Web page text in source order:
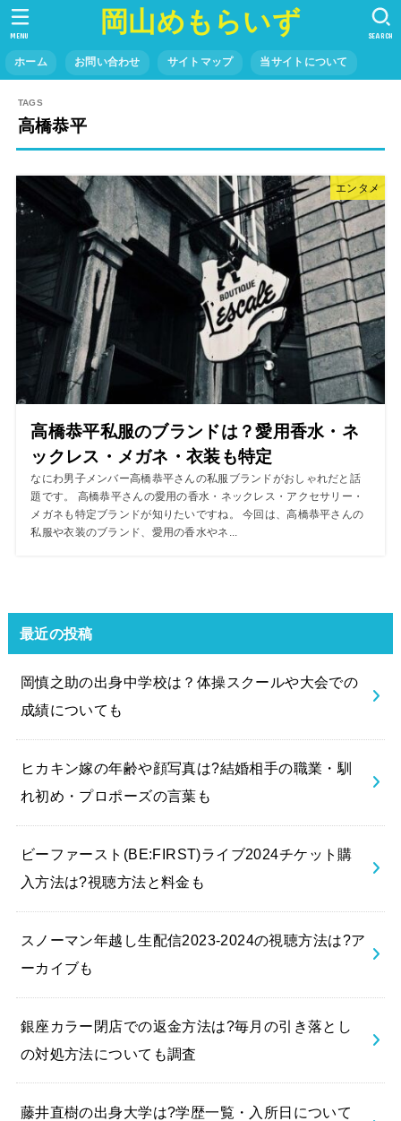
岡山めもらいず
ホーム お問い合わせ サイトマップ 当サイトについて
SEARCH
MENU
高橋恭平
エンタメ
高橋恭平私服のブランドは？愛用香水・ネ
ックレス・メガネ・衣装も特定
なにわ男子メンバー高橋恭平さんの私服ブランドがおしゃれだと話
題です。 高橋恭平さんの愛用の香水・ネックレス・アクセサリー・
メガネも特定ブランドが知りたいですね。 今回は、高橋恭平さんの
私服や衣装のブランド、愛用の香水やネ...
最近の投稿
岡慎之助の出身中学校は？体操スクールや大会での
成績についても
ヒカキン嫁の年齢や顔写真は?結婚相手の職業・馴
れ初め・プロポーズの言葉も
ビーファースト(BE:FIRST)ライブ2024チケット購
入方法は?視聴方法と料金も
スノーマン年越し生配信2023-2024の視聴方法は?ア
ーカイブも
銀座カラー閉店での返金方法は?毎月の引き落とし
の対処方法についても調査
藤井直樹の出身大学は?学歴一覧・入所日について